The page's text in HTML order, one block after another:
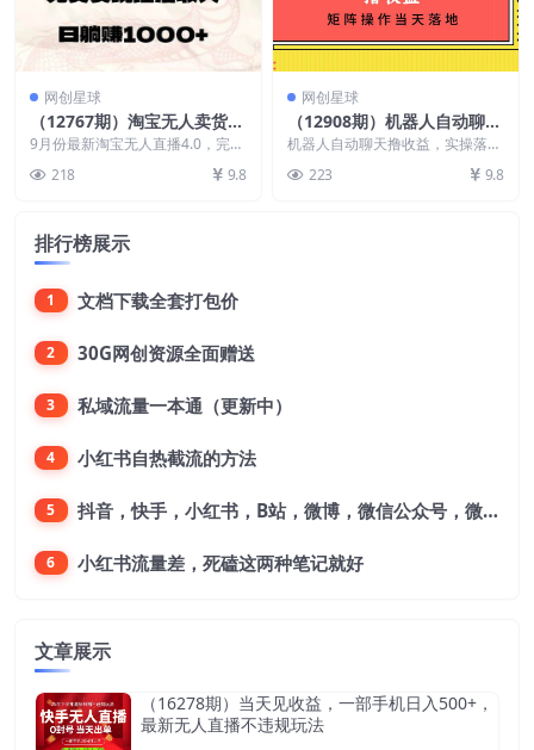
网创星球
（12767期）淘宝无人卖货4.
0，简单无脑，日轻轻松松躺
赚1000+
9月份最新淘宝无人直播4.0，完美
着吃肉就完事了，...
218 9.8
网创星球
（12908期）机器人自动聊天
撸收益，单机日入500+矩阵
操作当天落地
机器人自动聊天撸收益，实操落地
+，节省人工成本，账...
223 9.8
排行榜展示
1 文档下载全套打包价
2 30G网创资源全面赠送
3 私域流量一本通（更新中）
4 小红书自热截流的方法
5 抖音，快手，小红书，B站，微博，微信公众号，微信视频号。每一个平台，都是不一样的机会，对应不一样的赚钱思路
6 小红书流量差，死磕这两种笔记就好
文章展示
（16278期）当天见收益，一部手机日入500+，
最新无人直播不违规玩法